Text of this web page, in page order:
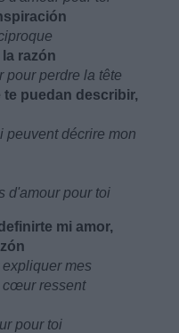
razón
pour perdre la tête
puedan describir,
peuvent décrire mon
d'amour pour toi
mi amor,
mes
cœur ressent
pour toi